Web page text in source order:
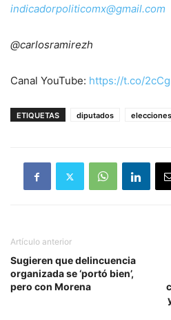
indicadorpoliticomx@gmail.com
@carlosramirezh
Canal YouTube: https://t.co/
ETIQUETAS diputados elecciones
Artículo anterior
Sugieren que delincuencia
organizada se ‘portó bien’,
pero con Morena